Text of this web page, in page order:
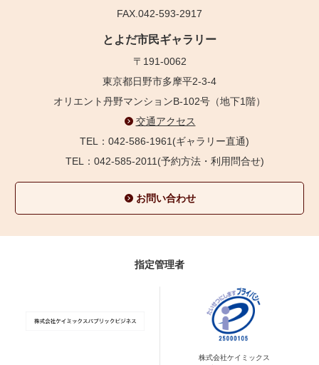
FAX.042-593-2917
とよだ市民ギャラリー
〒191-0062
東京都日野市多摩平2-3-4
オリエント丹野マンションB-102号（地下1階）
交通アクセス
TEL：042-586-1961(ギャラリー直通)
TEL：042-585-2011(予約方法・利用問合せ)
お問い合わせ
指定管理者
株式会社ケイミックス